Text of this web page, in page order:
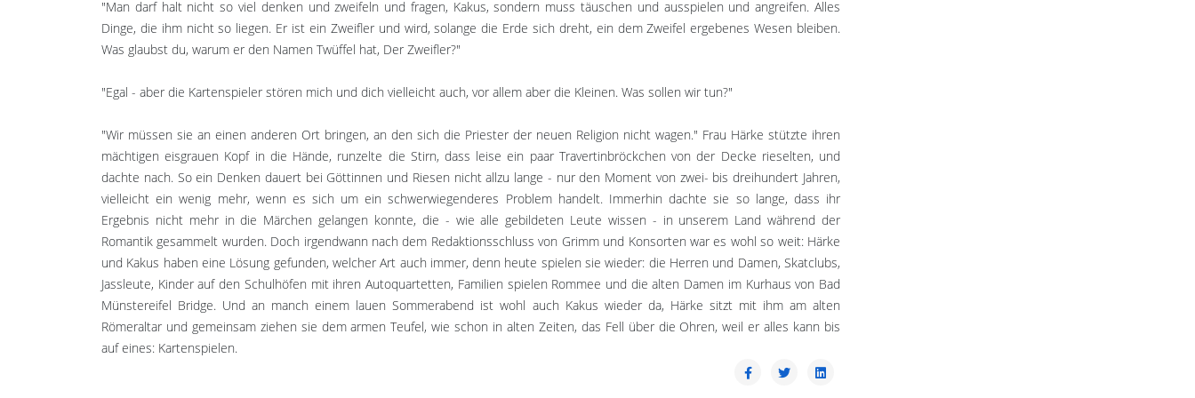
"Man darf halt nicht so viel denken und zweifeln und fragen, Kakus, sondern muss täuschen und ausspielen und angreifen. Alles
Dinge, die ihm nicht so liegen. Er ist ein Zweifler und wird, solange die Erde sich dreht, ein dem Zweifel ergebenes Wesen bleiben.
Was glaubst du, warum er den Namen Twüffel hat, Der Zweifler?"
"Egal - aber die Kartenspieler stören mich und dich vielleicht auch, vor allem aber die Kleinen. Was sollen wir tun?"
"Wir müssen sie an einen anderen Ort bringen, an den sich die Priester der neuen Religion nicht wagen." Frau Härke stützte ihren
mächtigen eisgrauen Kopf in die Hände, runzelte die Stirn, dass leise ein paar Travertinbröckchen von der Decke rieselten, und
dachte nach. So ein Denken dauert bei Göttinnen und Riesen nicht allzu lange - nur den Moment von zwei- bis dreihundert Jahren,
vielleicht ein wenig mehr, wenn es sich um ein schwerwiegenderes Problem handelt. Immerhin dachte sie so lange, dass ihr
Ergebnis nicht mehr in die Märchen gelangen konnte, die - wie alle gebildeten Leute wissen - in unserem Land während der
Romantik gesammelt wurden. Doch irgendwann nach dem Redaktionsschluss von Grimm und Konsorten war es wohl so weit: Härke
und Kakus haben eine Lösung gefunden, welcher Art auch immer, denn heute spielen sie wieder: die Herren und Damen, Skatclubs,
Jassleute, Kinder auf den Schulhöfen mit ihren Autoquartetten, Familien spielen Rommee und die alten Damen im Kurhaus von Bad
Münstereifel Bridge. Und an manch einem lauen Sommerabend ist wohl auch Kakus wieder da, Härke sitzt mit ihm am alten
Römeraltar und gemeinsam ziehen sie dem armen Teufel, wie schon in alten Zeiten, das Fell über die Ohren, weil er alles kann bis
auf eines: Kartenspielen.